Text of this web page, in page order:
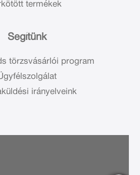
termékek
Segítünk
törzsvásárlói program
irányelveink